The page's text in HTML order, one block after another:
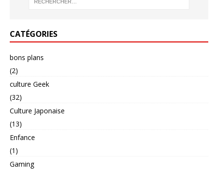
CATÉGORIES
bons plans
(2)
culture Geek
(32)
Culture Japonaise
(13)
Enfance
(1)
Gaming